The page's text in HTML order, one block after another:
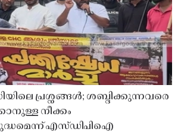
പ്രശ്നങ്ങൾ; ശബ്ദിക്കുന്നവരെ
നീക്കം
എസ്ഡിപിഐ